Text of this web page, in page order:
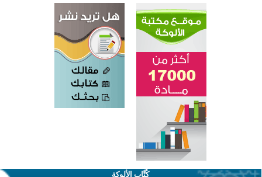
كُتَّاب الألوكة
اختتام الدورة التاسعة لمسابقة حفظ وتلاوة القرآن الكريم في أزناكاييف
تيسليتش تختتم برنامجا تعليميا لتعزيز القيم وبناء الشخصية للشباب المسلمين